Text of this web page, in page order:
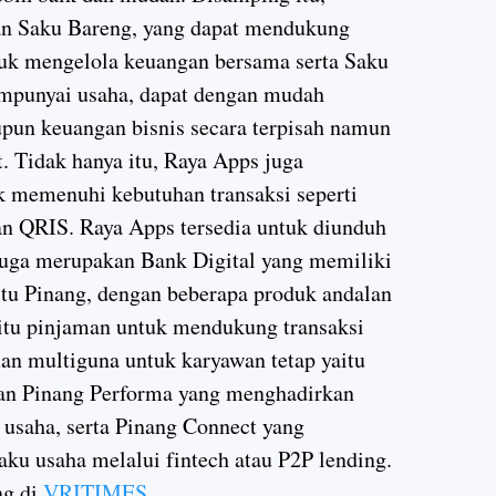
Saku Bareng, yang dapat mendukung
mengelola keuangan bersama serta Saku
usaha, dapat dengan mudah
keuangan bisnis secara terpisah namun
Tidak hanya itu, Raya Apps juga
kebutuhan transaksi seperti
QRIS. Raya Apps tersedia untuk diunduh
merupakan Bank Digital yang memiliki
dengan beberapa produk andalan
pinjaman untuk mendukung transaksi
multiguna untuk karyawan tetap yaitu
Pinang Performa yang menghadirkan
serta Pinang Connect yang
usaha melalui fintech atau P2P lending.